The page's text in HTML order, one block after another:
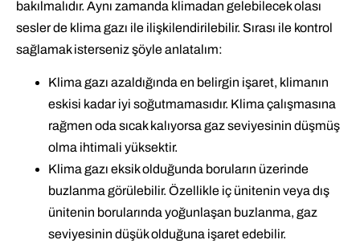
bakılmalıdır. Aynı zamanda klimadan gelebilecek olası
sesler de klima gazı ile ilişkilendirilebilir. Sırası ile kontrol
sağlamak isterseniz şöyle anlatalım:
Klima gazı azaldığında en belirgin işaret, klimanın
eskisi kadar iyi soğutmamasıdır. Klima çalışmasına
rağmen oda sıcak kalıyorsa gaz seviyesinin düşmüş
olma ihtimali yüksektir.
Klima gazı eksik olduğunda boruların üzerinde
buzlanma görülebilir. Özellikle iç ünitenin veya dış
ünitenin borularında yoğunlaşan buzlanma, gaz
seviyesinin düşük olduğuna işaret edebilir.